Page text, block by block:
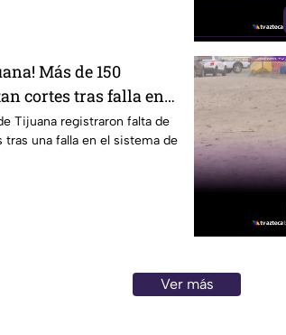
Más de 150
cortes tras falla en
Tijuana registraron falta de
una falla en el sistema de
Ver más